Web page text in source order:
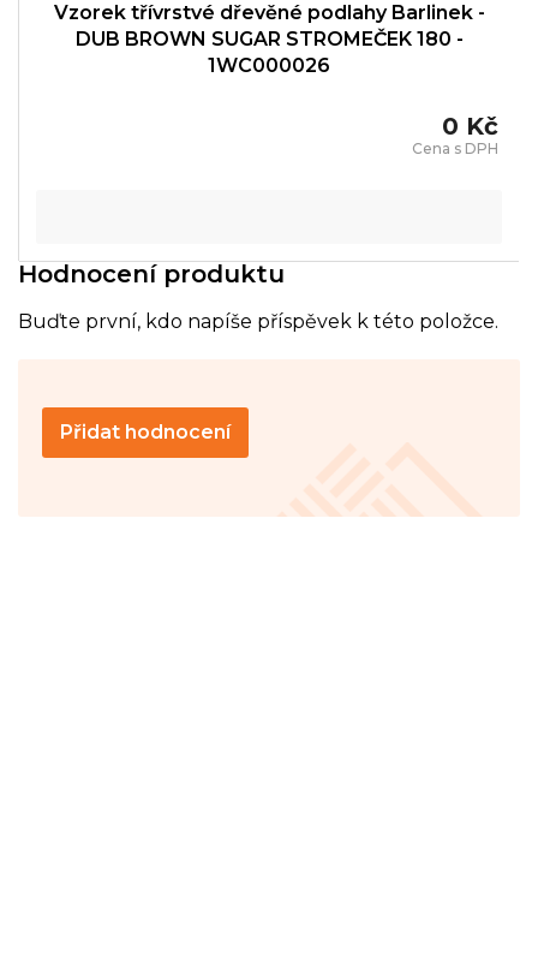
Vzorek třívrstvé dřevěné podlahy Barlinek -
DUB BROWN SUGAR STROMEČEK 180 -
1WC000026
0 Kč
Hodnocení produktu
Buďte první, kdo napíše příspěvek k této položce.
Přidat hodnocení